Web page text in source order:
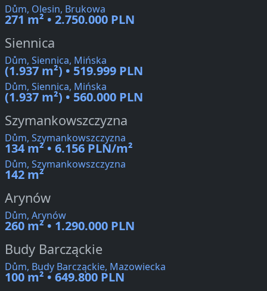
Dům, Olesin, Brukowa
271 m² • 2.750.000 PLN
Siennica
Dům, Siennica, Mińska
(1.937 m²) • 519.999 PLN
Dům, Siennica, Mińska
(1.937 m²) • 560.000 PLN
Szymankowszczyzna
Dům, Szymankowszczyzna
134 m² • 6.156 PLN/m²
Dům, Szymankowszczyzna
142 m²
Arynów
Dům, Arynów
260 m² • 1.290.000 PLN
Budy Barcząckie
Dům, Budy Barcząckie, Mazowiecka
100 m² • 649.800 PLN